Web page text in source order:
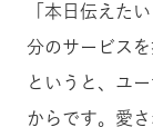
「本日伝えた
分のサービス
というと、ユ
からです。愛